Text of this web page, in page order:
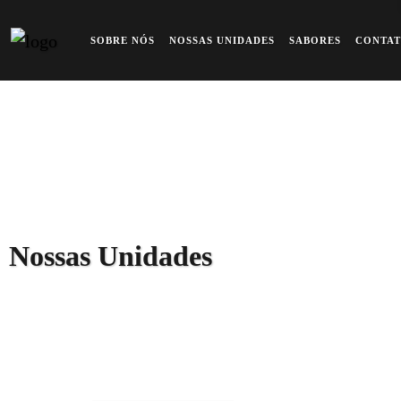
Previous
SOBRE NÓS NOSSAS UNIDADES SABORES
Nossas Unidades